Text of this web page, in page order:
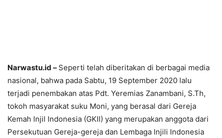
Narwastu.id – Seperti telah diberitakan di berbagai media
nasional, bahwa pada Sabtu, 19 September 2020 lalu
terjadi penembakan atas Pdt. Yeremias Zanambani, S.Th,
tokoh masyarakat suku Moni, yang berasal dari Gereja
Kemah Injil Indonesia (GKII) yang merupakan anggota dari
Persekutuan Gereja-gereja dan Lembaga Injili Indonesia